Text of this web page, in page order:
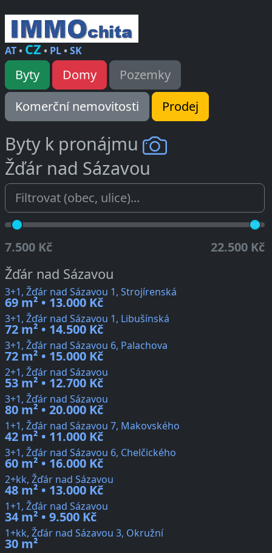
AT• CZ • PL•SK
Byty Domy
Pozemky
Komerční nemovitosti
Prodej
Byty k pronájmu
Žďár nad Sázavou
7.500 Kč 22.500 Kč
Žďár nad Sázavou
3+1, Žďár nad Sázavou 1, Strojírenská
69 m² • 13.000 Kč
3+1, Žďár nad Sázavou 1, Libušínská
72 m² • 14.500 Kč
3+1, Žďár nad Sázavou 6, Palachova
72 m² • 15.000 Kč
2+1, Žďár nad Sázavou
53 m² • 12.700 Kč
3+1, Žďár nad Sázavou
80 m² • 20.000 Kč
1+1, Žďár nad Sázavou 7, Makovského
42 m² • 11.000 Kč
3+1, Žďár nad Sázavou 6, Chelčického
60 m² • 16.000 Kč
2+kk, Žďár nad Sázavou
48 m² • 13.000 Kč
1+1, Žďár nad Sázavou
34 m² • 9.500 Kč
1+kk, Žďár nad Sázavou 3, Okružní
30 m²